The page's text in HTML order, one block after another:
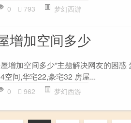
0 793 梦幻西游
增加空间多少
增加空间多少”主题解决网友的困
空间,华宅22,豪宅32 房屋...
0 962 梦幻西游